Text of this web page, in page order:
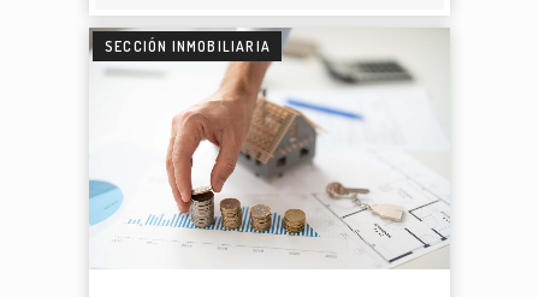
SECCIÓN INMOBILIARIA